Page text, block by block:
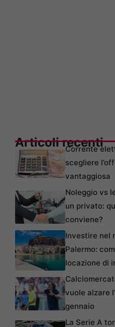
Articoli recenti
Corrente
scegliere
vantaggiosa
Noleggio vs
un privato:
conviene?
Investire nel
Palermo:
locazione di
vuole alzare
gennaio
La Serie A